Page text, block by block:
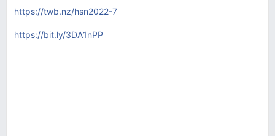
https://twb.nz/hsn2022-7
https://bit.ly/3DA1nPP